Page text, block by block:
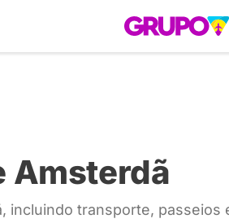
América do SulBrasilCaribe
Amsterdã
incluindo transporte,